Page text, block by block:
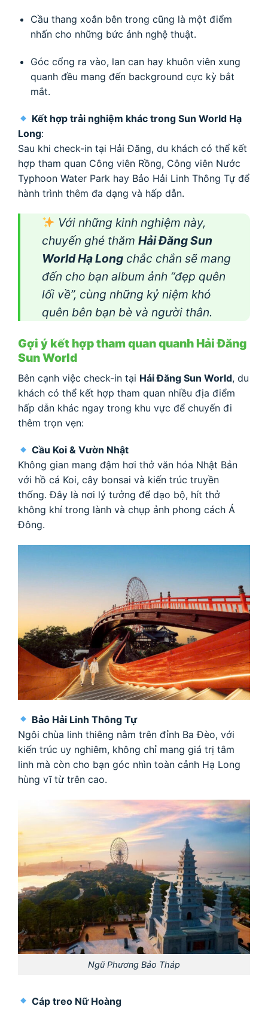
Cầu thang xoắn bên trong cũng là một điểm
nhấn cho những bức ảnh nghệ thuật.
Góc cổng ra vào, lan can hay khuôn viên xung
quanh đều mang đến background cực kỳ bắt
mắt.
Kết hợp trải nghiệm khác trong Sun World Hạ
Long:
Sau khi check-in tại Hải Đăng, du khách có thể kết
hợp tham quan Công viên Rồng, Công viên Nước
Typhoon Water Park hay Bảo Hải Linh Thông Tự để
hành trình thêm đa dạng và hấp dẫn.
Với những kinh nghiệm này,
chuyến ghé thăm Hải Đăng Sun
World Hạ Long chắc chắn sẽ mang
đến cho bạn album ảnh “đẹp quên
lối về”, cùng những kỷ niệm khó
quên bên bạn bè và người thân.
Gợi ý kết hợp tham quan quanh Hải Đăng
Sun World
Bên cạnh việc check-in tại Hải Đăng Sun World, du
khách có thể kết hợp tham quan nhiều địa điểm
hấp dẫn khác ngay trong khu vực để chuyến đi
thêm trọn vẹn:
Cầu Koi & Vườn Nhật
Không gian mang đậm hơi thở văn hóa Nhật Bản
với hồ cá Koi, cây bonsai và kiến trúc truyền
thống. Đây là nơi lý tưởng để dạo bộ, hít thở
không khí trong lành và chụp ảnh phong cách Á
Đông.
Bảo Hải Linh Thông Tự
Ngôi chùa linh thiêng nằm trên đỉnh Ba Đèo, với
kiến trúc uy nghiêm, không chỉ mang giá trị tâm
linh mà còn cho bạn góc nhìn toàn cảnh Hạ Long
hùng vĩ từ trên cao.
Ngũ Phương Bảo Tháp
Cáp treo Nữ Hoàng